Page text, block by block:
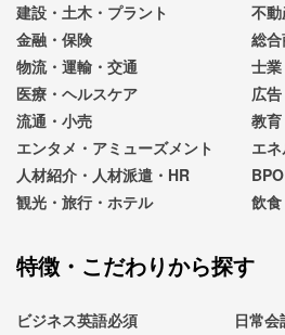
建設・土木・プラント
不
金融・保険
総
物流・運輸・交通
士
医療・ヘルスケア
広
流通・小売
教育
エンタメ・アミューズメント
エ
人材紹介・人材派遣・HR
観光・旅行・ホテル
飲
特徴・こだわりから探す
ビジネス英語必須
日常